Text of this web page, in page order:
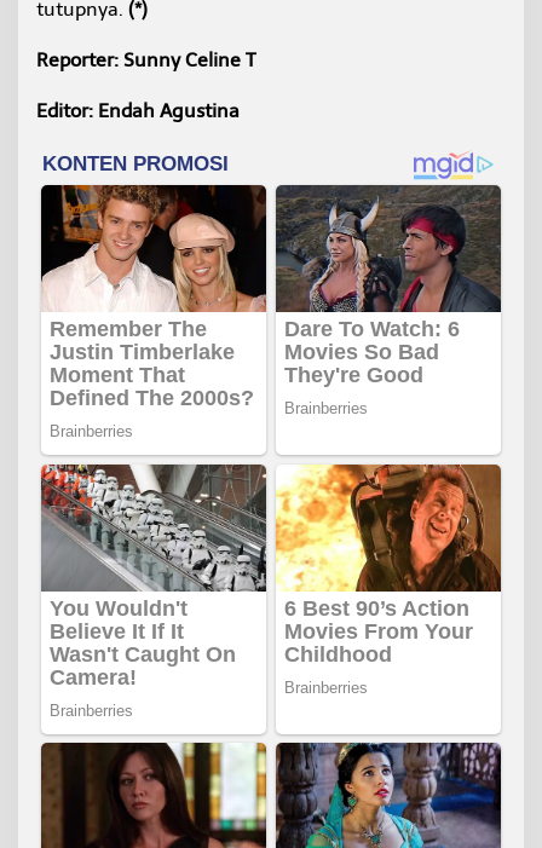
tutupnya. (*)
Reporter: Sunny Celine T
Editor: Endah Agustina